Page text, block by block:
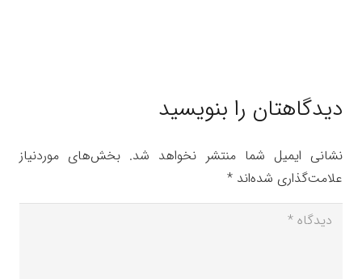
دیدگاهتان را بنویسید
نشانی ایمیل شما منتشر نخواهد شد. بخش‌های موردنیاز
علامت‌گذاری شده‌اند *